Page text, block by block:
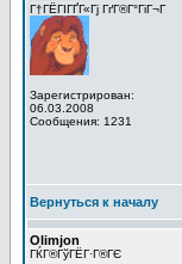
Г†ГЁГІГҐГ«Гј ГґГ®Г°ГіГ¬Г
Зарегистрирован:
06.03.2008
Сообщения: 1231
Вернуться к началу
Olimjon
ГЌГ®ГўГЁГ·Г®ГЄ